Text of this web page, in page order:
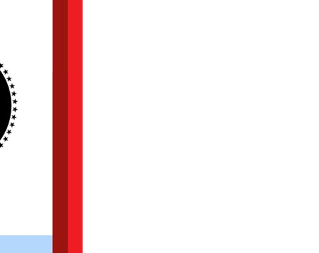
7. 하락 초기의 십자선 | 8. 갭 하락 쌍둥이 음봉 | 9.